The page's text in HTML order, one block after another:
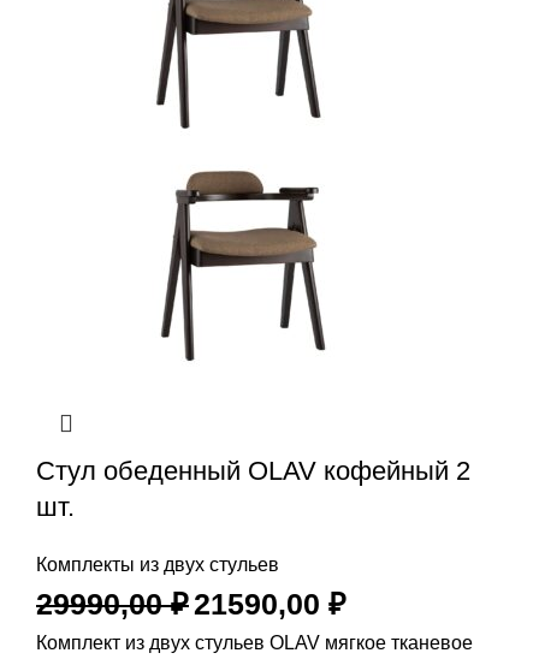
Стул обеденный OLAV кофейный 2
шт.
Комплекты из двух стульев
29990,00₽21590,00 ₽
Комплект из двух стульев OLAV мягкое тканевое